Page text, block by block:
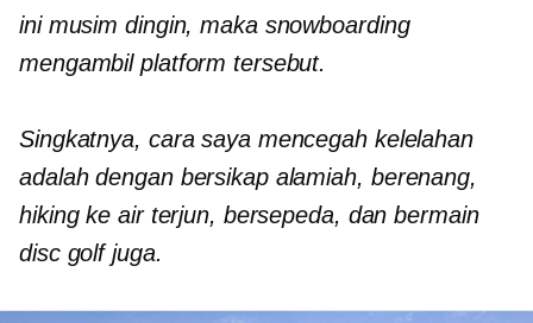
ini musim dingin, maka snowboarding
mengambil platform tersebut.
Singkatnya, cara saya mencegah kelelahan
adalah dengan bersikap alamiah, berenang,
hiking ke air terjun, bersepeda, dan bermain
disc golf juga.